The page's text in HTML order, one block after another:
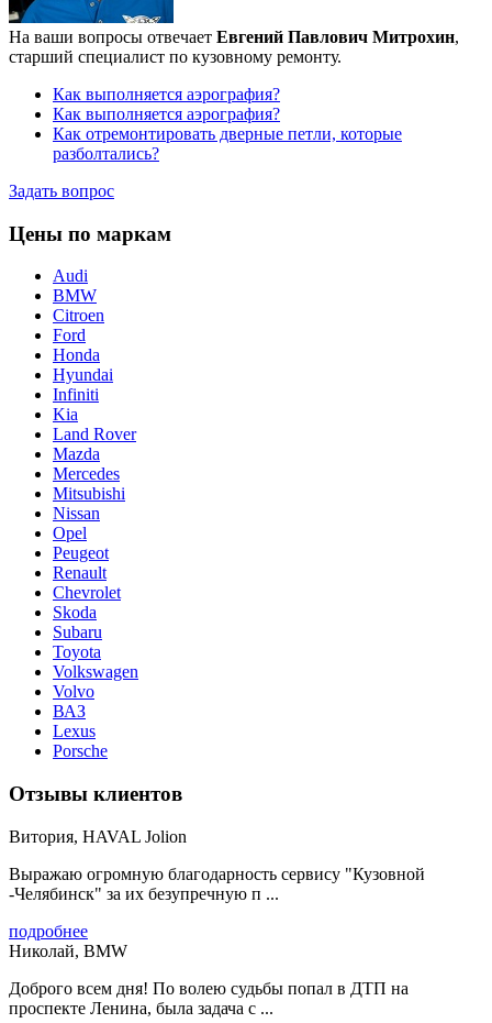
На ваши вопросы отвечает Евгений Павлович Митрохин,
старший специалист по кузовному ремонту.
Как выполняется аэрография?
Как выполняется аэрография?
Как отремонтировать дверные петли, которые
разболтались?
Задать вопрос
Цены по маркам
Audi
BMW
Citroen
Ford
Honda
Hyundai
Infiniti
Kia
Land Rover
Mazda
Merсedes
Mitsubishi
Nissan
Opel
Peugeot
Renault
Chevrolet
Skoda
Subaru
Toyota
Volkswagen
Volvo
ВАЗ
Lexus
Porsche
Отзывы клиентов
Витория, HAVAL Jolion
Выражаю огромную благодарность сервису "Кузовной
-Челябинск" за их безупречную п ...
подробнее
Николай, BMW
Доброго всем дня! По волею судьбы попал в ДТП на
проспекте Ленина, была задача с ...